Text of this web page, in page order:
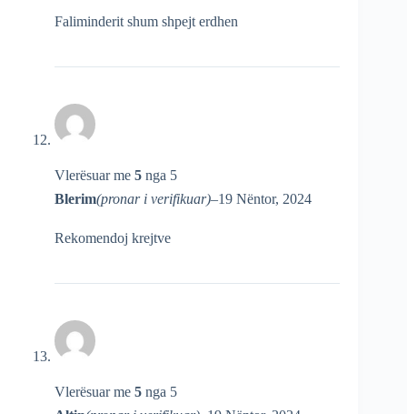
Faliminderit shum shpejt erdhen
Vlerësuar me 5 nga 5
Blerim(pronar i verifikuar)–19 Nëntor, 2024
Rekomendoj krejtve
Vlerësuar me 5 nga 5